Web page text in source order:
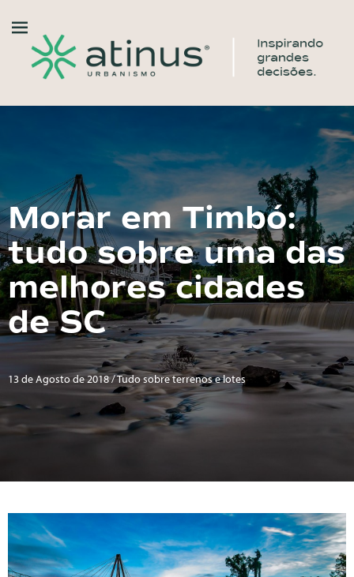
Morar em Timbó:
tudo sobre uma das
melhores cidades
de SC
13 de Agosto de 2018 / Tudo sobre terrenos e lotes